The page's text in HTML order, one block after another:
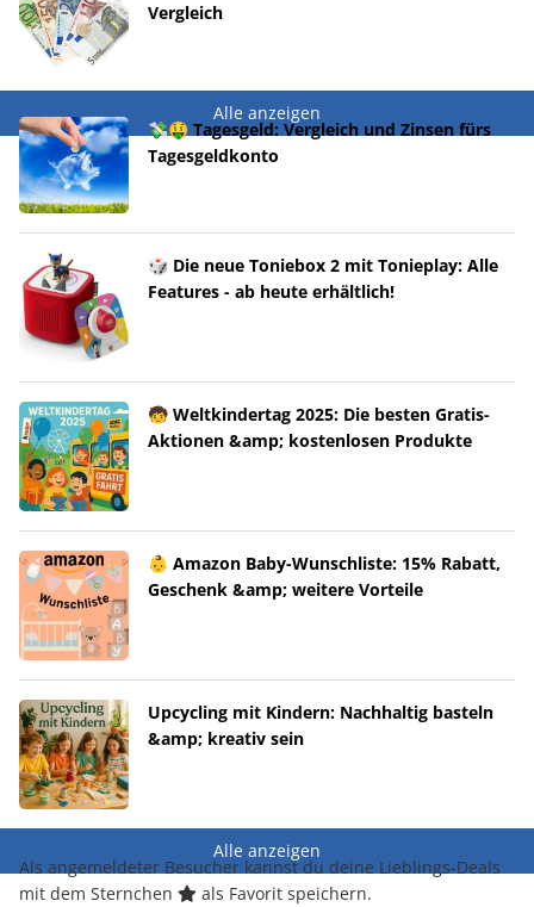
Vergleich
Alle anzeigen
💸🤑 Tagesgeld: Vergleich und Zinsen fürs
Tagesgeldkonto
🎲 Die neue Toniebox 2 mit Tonieplay: Alle
Features - ab heute erhältlich!
🧒 Weltkindertag 2025: Die besten Gratis-
Aktionen &amp; kostenlosen Produkte
👶 Amazon Baby-Wunschliste: 15% Rabatt,
Geschenk &amp; weitere Vorteile
Upcycling mit Kindern: Nachhaltig basteln
&amp; kreativ sein
Alle anzeigen
Als angemeldeter Besucher kannst du deine Lieblings-Deals
mit dem Sternchen
als Favorit speichern.